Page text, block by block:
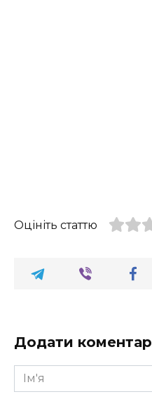
Оцініть статтю
Додати коментар
Ім'я
*